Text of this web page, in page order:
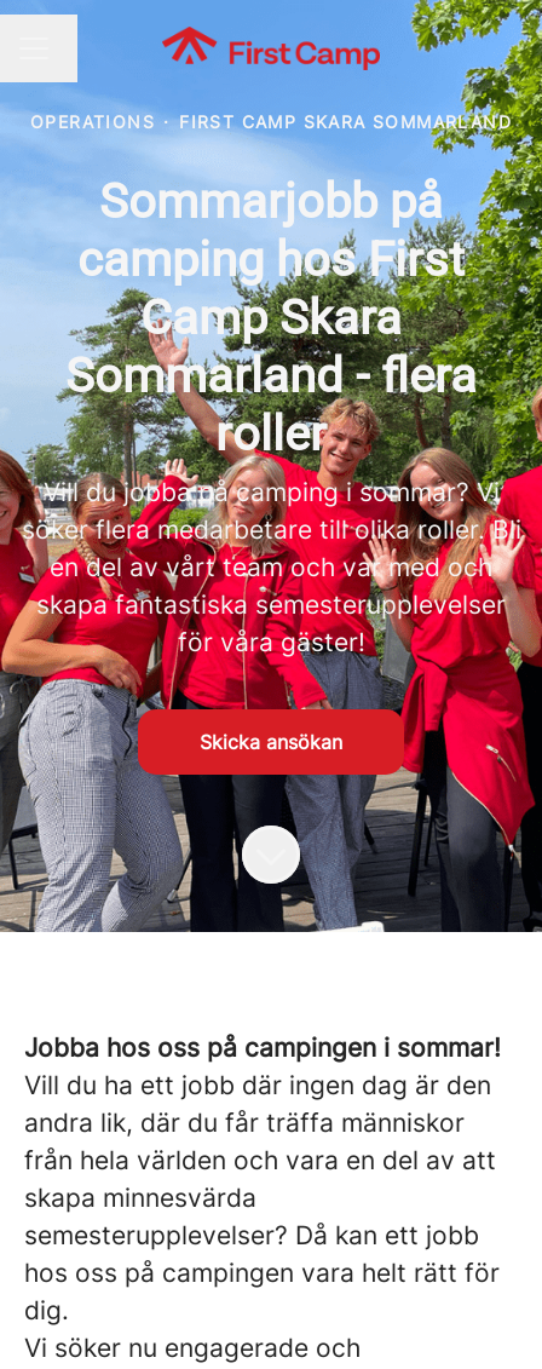
OPERATIONS · FIRST CAMP SKARA SOMMARLAND
Sommarjobb på
camping hos First
Camp Skara
Sommarland - flera
roller
Vill du jobba på camping i sommar? Vi
söker flera medarbetare till olika roller. Bli
en del av vårt team och var med och
skapa fantastiska semesterupplevelser
för våra gäster!
Skicka ansökan
Jobba hos oss på campingen i sommar!
Vill du ha ett jobb där ingen dag är den
andra lik, där du får träffa människor
från hela världen och vara en del av att
skapa minnesvärda
semesterupplevelser? Då kan ett jobb
hos oss på campingen vara helt rätt för
dig.
Vi söker nu engagerade och